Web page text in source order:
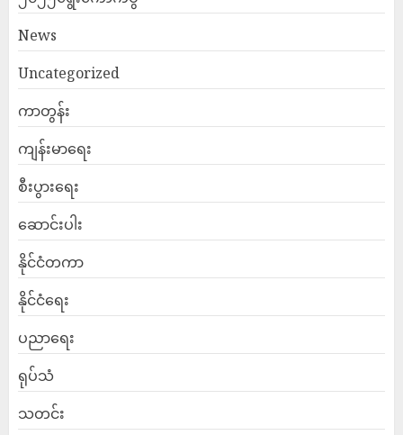
News
Uncategorized
ကာတွန်း
ကျန်းမာရေး
စီးပွားရေး
ဆောင်းပါး
နိုင်ငံတကာ
နိုင်ငံရေး
ပညာရေး
ရုပ်သံ
သတင်း